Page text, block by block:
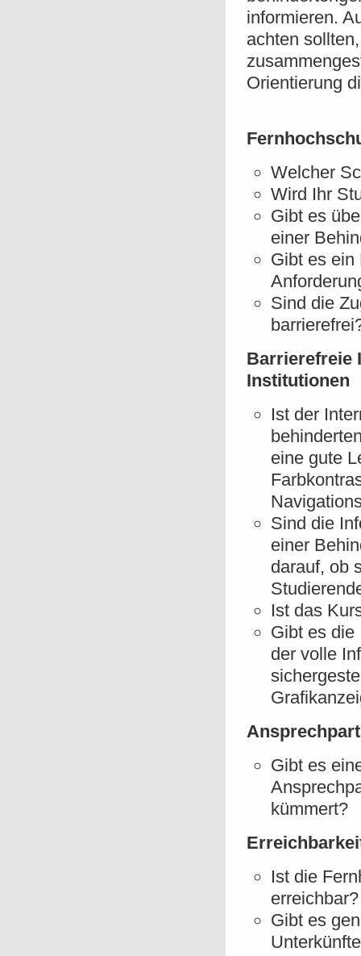
informieren.
achten
Orientierung
Welcher
Wird Ihr
Gibt es
einer
Gibt es ein
Sind die
Barrierefreie
Institutionen
Ist der
eine gute
Sind die
einer
darauf, ob
Ist das
Gibt es die
der volle
Gibt es
kümmert?
Ist die
erreichbar?
Gibt es